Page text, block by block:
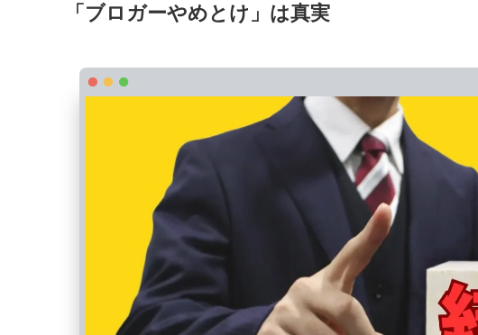
「ブロガーやめとけ」は真実